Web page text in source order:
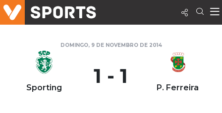
DOMINGO, 9 DE NOVEMBRO DE 2014
Sporting 1 - 1 P. Ferreira